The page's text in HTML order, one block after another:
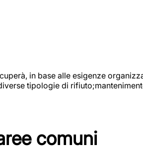
in base alle esigenze
tipologie di
comuni